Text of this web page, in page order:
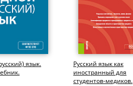
язык.
Русский язык как
иностранный для
студентов-медиков.